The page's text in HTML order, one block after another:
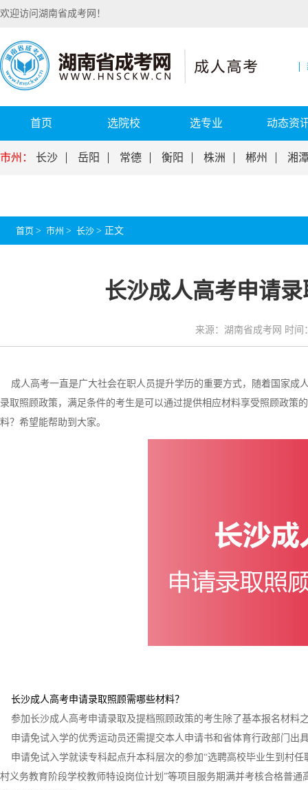
欢迎访问湖南省成考网！
首页 选院校 选专业 动态资
市州： 长沙 岳阳 常德 衡阳 株洲 郴州 湘
首页 > 市州 > 长沙 > 正文
长沙成人高考申请
来源：湖南省成考网 时间
成人高考一直是广大社会在职人员提升学历的重要方式，随着国家成
录取照顾政策，满足条件的考生是可以通过提供相应材料享受照顾政策
料？希望能帮助到大家。
长沙成人高考申请录取照顾需哪些材料？
参加长沙成人高考申请录取及提档照顾政策的考生除了基本报名材料
申请免试入学的优秀运动员还需提交本人申请书和省体育行政部门出
申请免试入学就读专科起点升本科层次的参加“选聘高校毕业生到村任
村义务教育阶段学校教师特设岗位计划”等项目服务期满并考核合格普